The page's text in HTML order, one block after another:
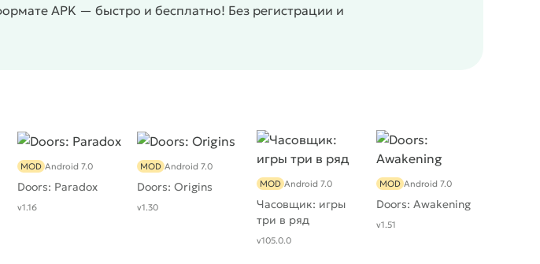
APK — быстро и бесплатно! Без регистрации и
Doors: Paradox
MOD Android 7.0
v1.16
Doors: Origins
MOD Android 7.0
v1.30
Часовщик: игры
три в ряд
MOD Android 7.0
v105.0.0
Doors: Awakening
MOD Android 7.0
v1.51